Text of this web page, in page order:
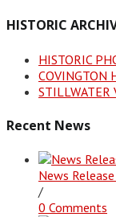
HISTORIC
HISTORIC
COVINGTON
STILLWATER
Recent News
News
/
0 Comments